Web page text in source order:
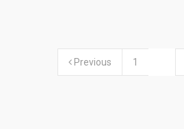
Previous 1